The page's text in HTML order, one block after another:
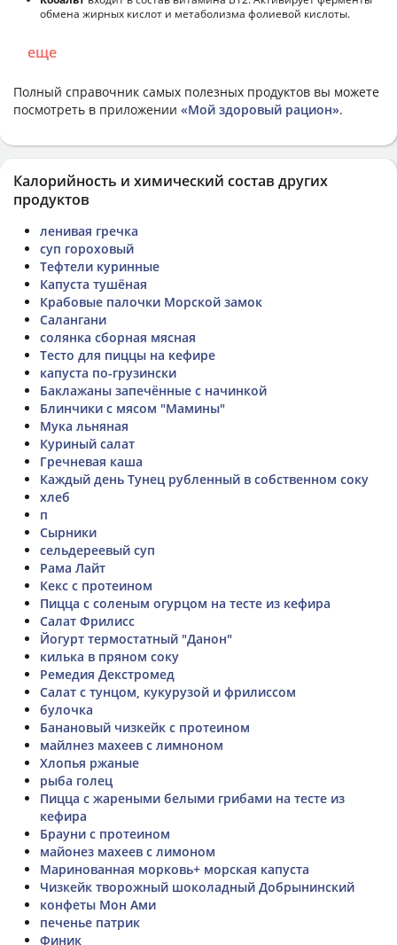
обмена жирных кислот и метаболизма фолиевой кислоты.
еще
Полный справочник самых полезных продуктов вы можете
посмотреть в приложении «Мой здоровый рацион».
Калорийность и химический состав других
продуктов
ленивая гречка
суп гороховый
Тефтели куринные
Капуста тушёная
Крабовые палочки Морской замок
Cалангани
солянка сборная мясная
Тесто для пиццы на кефире
капуста по-грузински
Баклажаны запечённые с начинкой
Блинчики с мясом "Мамины"
Мука льняная
Куриный салат
Гречневая каша
Каждый день Тунец рубленный в собственном соку
хлеб
п
Сырники
сельдереевый суп
Рама Лайт
Кекс с протеином
Пицца с соленым огурцом на тесте из кефира
Салат Фрилисс
Йогурт термостатный "Данон"
килька в пряном соку
Ремедия Декстромед
Салат с тунцом, кукурузой и фрилиссом
булочка
Банановый чизкейк с протеином
майлнез махеев с лимноном
Хлопья ржаные
рыба голец
Пицца с жареными белыми грибами на тесте из
кефира
Брауни с протеином
майонез махеев с лимоном
Маринованная морковь+ морская капуста
Чизкейк творожный шоколадный Добрынинский
конфеты Мон Ами
печенье патрик
Финик